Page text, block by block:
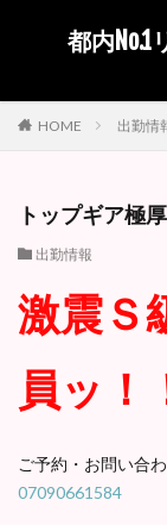
都内No.1
HOME 出勤情
トップギア極
出勤情報
激震Ｓ
員ッ！
ご予約・お問い合
07090661584